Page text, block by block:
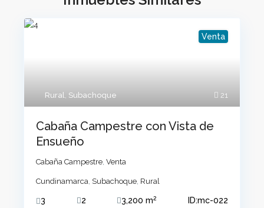
21
Rural, Subachoque
Venta
Cabaña Campestre con Vista de
Ensueño
Cabaña Campestre,Venta
Cundinamarca, Subachoque, Rural
3 2 3,200 m2 ID:mc-022